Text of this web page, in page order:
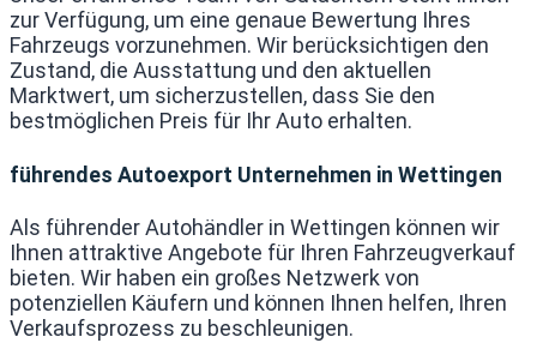
zur Verfügung, um eine genaue Bewertung Ihres
Fahrzeugs vorzunehmen. Wir berücksichtigen den
Zustand, die Ausstattung und den aktuellen
Marktwert, um sicherzustellen, dass Sie den
bestmöglichen Preis für Ihr Auto erhalten.
führendes Autoexport Unternehmen in Wettingen
Als führender Autohändler in Wettingen können wir
Ihnen attraktive Angebote für Ihren Fahrzeugverkauf
bieten. Wir haben ein großes Netzwerk von
potenziellen Käufern und können Ihnen helfen, Ihren
Verkaufsprozess zu beschleunigen.